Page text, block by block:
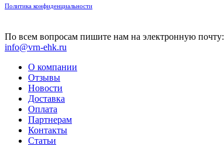
Политика конфиденциальности
По всем вопросам пишите нам на электронную почту:
info@vrn-ehk.ru
О компании
Отзывы
Новости
Доставка
Оплата
Партнерам
Контакты
Статьи